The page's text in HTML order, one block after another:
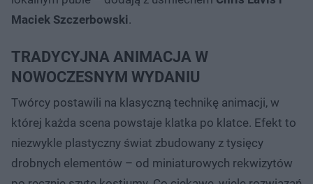
Maciek Szczerbowski.
TRADYCYJNA ANIMACJA W
NOWOCZESNYM WYDANIU
Twórcy postawili na klasyczną technikę animacji, w
której każda scena powstaje klatka po klatce. Efekt to
niezwykle plastyczny świat zbudowany z tysięcy
drobnych elementów – od miniaturowych rekwizytów